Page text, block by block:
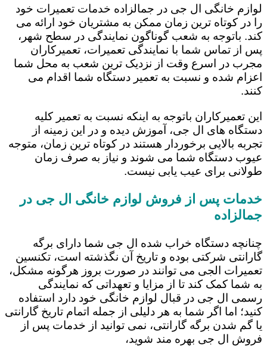
لوازم خانگی ال جی در جمالزاده خدمات تعمیرات خود
را در کوتاه ترین زمان ممکن به مشتریان خود ارائه می
کند. باتوجه به شعب گوناگون نمایندگی در سطح شهر،
پس از تماس شما با نمایندگی تعمیرات، تعمیرکاران
مجرب در اسرع وقت از نزدیک ترین شعب به محل شما
اعزام شده و نسبت به تعمیر دستگاه شما اقدام می
کنند.
این تعمیرکاران باتوجه به اینکه نسبت به تعمیر کلیه
دستگاه های ال جی، آموزش دیده و در این زمینه از
تجربه بالایی برخوردار هستند در کوتاه ترین زمان، متوجه
عیوب دستگاه شما می شوند و نیاز به صرف زمان
طولانی برای عیب یابی نیست.
خدمات پس از فروش لوازم خانگی ال جی در
جمالزاده
چنانچه دستگاه خراب شده ال جی شما دارای برگه
گارانتی شرکتی بوده و تاریخ آن نگذشته است، تکنسین
تعمیرات الجی می توانند در صورت بروز هرگونه مشکل،
به شما کمک کند تا از مزایا و تعهداتی که نمایندگی
رسمی ال جی در قبال لوازم خانگی خود دارد استفاده
کنید؛ اما اگر شما به هر دلیلی از جمله اتمام تاریخ گارانتی
یا گم شدن برگه گارانتی، نمی توانید از خدمات پس از
فروش ال جی بهره مند شوید،